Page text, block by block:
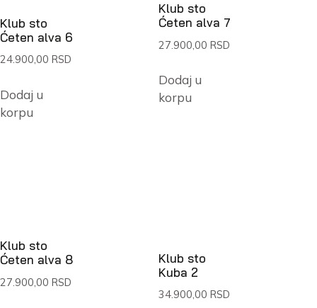
Klub sto
Ćeten alva 6
24.900,00 RSD
Dodaj u
korpu
Klub sto
Ćeten alva 7
27.900,00 RSD
Dodaj u
korpu
Klub sto
Ćeten alva 8
27.900,00 RSD
Klub sto
Kuba 2
34.900,00 RSD